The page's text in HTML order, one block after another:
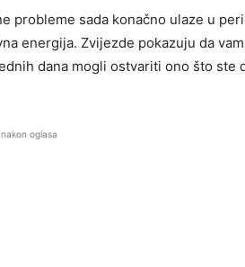
probleme sada konačno ulaze u
energija. Zvijezde pokazuju da
dana mogli ostvariti ono što ste
oglasa